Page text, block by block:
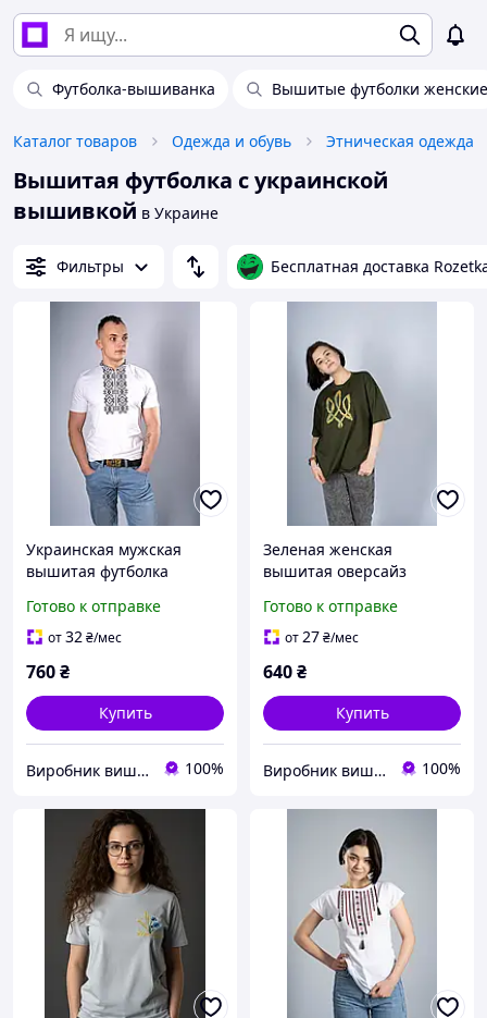
Футболка-вышиванка Вышитые футболки женские
Каталог товаров Одежда и обувь Этническая одежда
Вышитая футболка с украинской
вышивкой в Украине
Фильтры Бесплатная доставка
Украинская мужская
вышитая футболка
Готово к отправке
от32₴/мес
760₴
Купить
Виробник вишитого одягу Melanika 100%
Зеленая женская
вышитая оверсайз
символикой "Тризуб"
Готово к отправке
от27₴/мес
640₴
Купить
Виробник вишитого одягу Melanika 100%